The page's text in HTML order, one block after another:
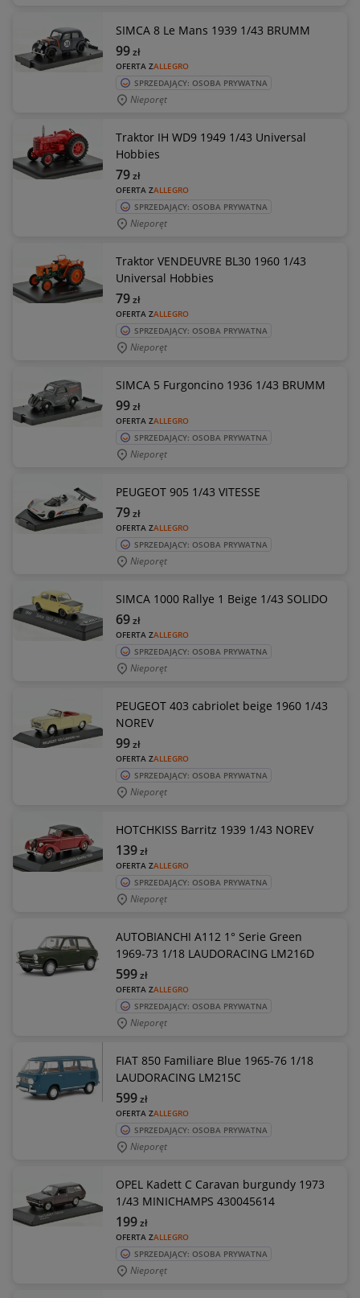
SIMCA 8 Le Mans 1939 1/43 BRUMM
OFERTA ZALLEGRO
99zł
SPRZEDAJĄCY: OSOBA PRYWATNA
Nieporęt
Traktor IH WD9 1949 1/43 Universal
Hobbies
OFERTA ZALLEGRO
79zł
SPRZEDAJĄCY: OSOBA PRYWATNA
Nieporęt
Traktor VENDEUVRE BL30 1960 1/43
Universal Hobbies
OFERTA ZALLEGRO
79zł
SPRZEDAJĄCY: OSOBA PRYWATNA
Nieporęt
SIMCA 5 Furgoncino 1936 1/43 BRUMM
OFERTA ZALLEGRO
99zł
SPRZEDAJĄCY: OSOBA PRYWATNA
Nieporęt
PEUGEOT 905 1/43 VITESSE
OFERTA ZALLEGRO
79zł
SPRZEDAJĄCY: OSOBA PRYWATNA
Nieporęt
SIMCA 1000 Rallye 1 Beige 1/43 SOLIDO
OFERTA ZALLEGRO
69zł
SPRZEDAJĄCY: OSOBA PRYWATNA
Nieporęt
PEUGEOT 403 cabriolet beige 1960 1/43
NOREV
OFERTA ZALLEGRO
99zł
SPRZEDAJĄCY: OSOBA PRYWATNA
Nieporęt
HOTCHKISS Barritz 1939 1/43 NOREV
OFERTA ZALLEGRO
139zł
SPRZEDAJĄCY: OSOBA PRYWATNA
Nieporęt
AUTOBIANCHI A112 1° Serie Green
1969-73 1/18 LAUDORACING LM216D
OFERTA ZALLEGRO
599zł
SPRZEDAJĄCY: OSOBA PRYWATNA
Nieporęt
FIAT 850 Familiare Blue 1965-76 1/18
LAUDORACING LM215C
OFERTA ZALLEGRO
599zł
SPRZEDAJĄCY: OSOBA PRYWATNA
Nieporęt
OPEL Kadett C Caravan burgundy 1973
1/43 MINICHAMPS 430045614
OFERTA ZALLEGRO
199zł
SPRZEDAJĄCY: OSOBA PRYWATNA
Nieporęt